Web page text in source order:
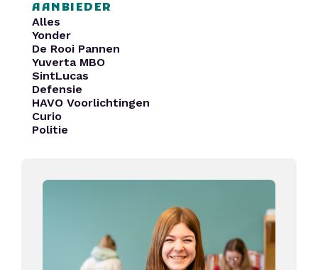
AANBIEDER
Alles
Yonder
De Rooi Pannen
Yuverta MBO
SintLucas
Defensie
HAVO Voorlichtingen
Curio
Politie